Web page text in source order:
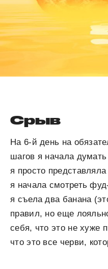
Срыв
На 6-й день на
шагов я начала
я просто
я начала смотреть
я съела два банана
правил, но еще
себя, что это не хуже
что это все черви,